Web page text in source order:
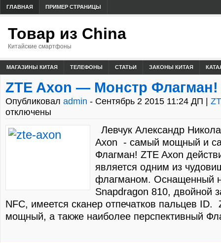
ГЛАВНАЯ ПРИМЕР СТРАНИЦЫ
Товар из China
Китайские смартфоны
МАГАЗИНЫ КИТАЯ ТЕЛЕФОНЫ СТАТЬИ ЗАКОНЫ КИТАЯ
ZTE Axon — Монстр Флагман!
Опубликовал admin - Сентябрь 2 2015 11:24 ДП |
отключены
Левчук Александр
Axon - самый мощный и
Флагман! ZTE Axon
является одним из
флагманом. Оснащенный
Snapdragon 810, двойной
NFC, имеется сканер отпечатков пальцев
мощный, а также наиболее перспективный